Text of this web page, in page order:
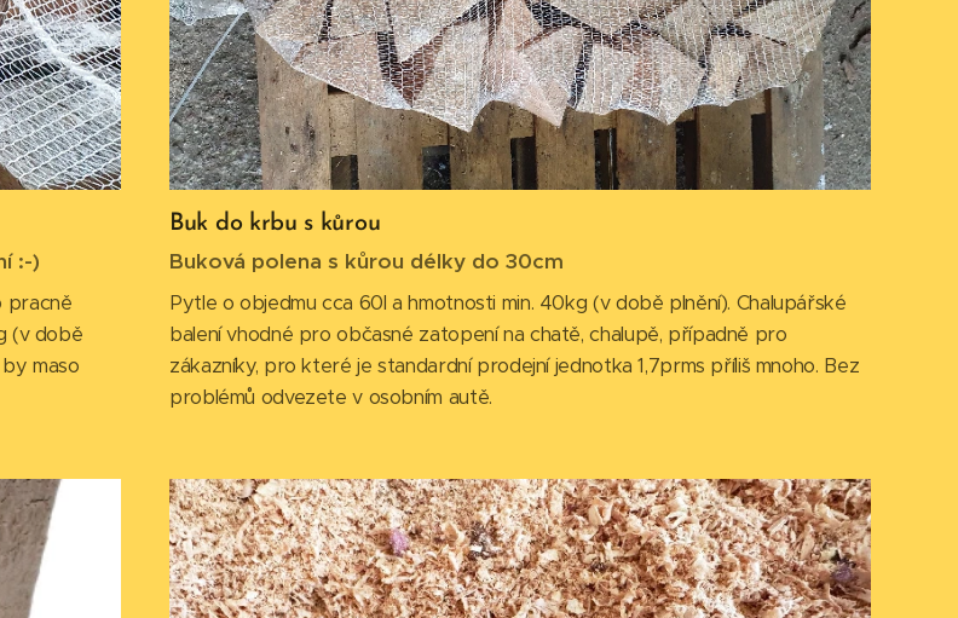
:-)
pracně
(v době
maso
Buk do krbu s kůrou
Buková polena s kůrou délky do 30cm
Pytle o objedmu cca 60l a hmotnosti min. 40kg (v době plnění). Chalupářské
balení vhodné pro občasné zatopení na chatě, chalupě, případně pro
zákazníky, pro které je standardní prodejní jednotka 1,7prms příliš mnoho. Bez
problémů odvezete v osobním autě.